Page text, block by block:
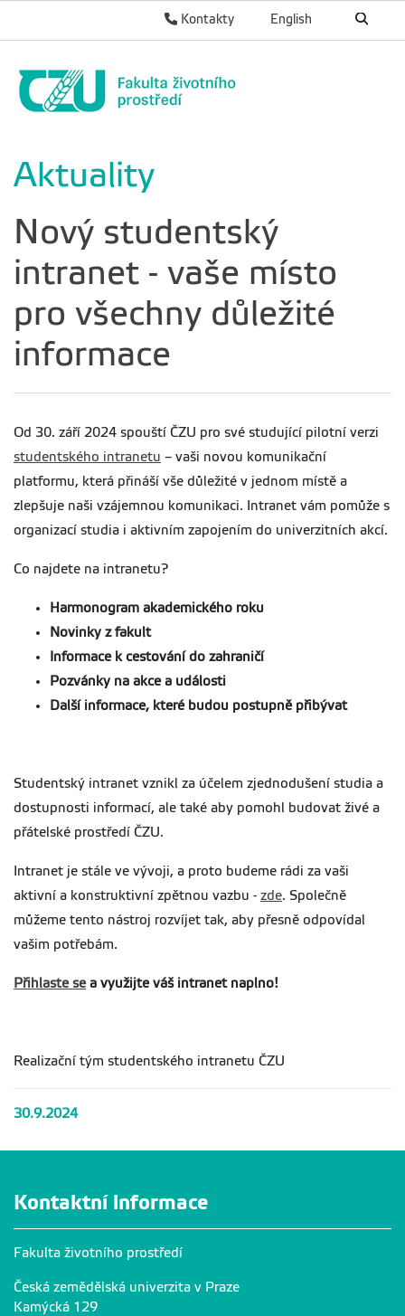
English
Kontakty
Aktuality
Nový studentský
intranet - vaše místo
pro všechny důležité
informace
Od 30. září 2024 spouští ČZU pro své studující pilotní verzi
studentského intranetu – vaši novou komunikační
platformu, která přináší vše důležité v jednom místě a
zlepšuje naši vzájemnou komunikaci. Intranet vám pomůže s
organizací studia i aktivním zapojením do univerzitních akcí.
Co najdete na intranetu?
Harmonogram akademického roku
Novinky z fakult
Informace k cestování do zahraničí
Pozvánky na akce a události
Další informace, které budou postupně přibývat
Studentský intranet vznikl za účelem zjednodušení studia a
dostupnosti informací, ale také aby pomohl budovat živé a
přátelské prostředí ČZU.
Intranet je stále ve vývoji, a proto budeme rádi za vaši
aktivní a konstruktivní zpětnou vazbu - zde. Společně
můžeme tento nástroj rozvíjet tak, aby přesně odpovídal
vašim potřebám.
Přihlaste sea využijte váš intranet naplno!
Realizační tým studentského intranetu ČZU
30.9.2024
Kontaktní informace
Fakulta životního prostředí
Česká zemědělská univerzita v Praze
Kamýcká 129